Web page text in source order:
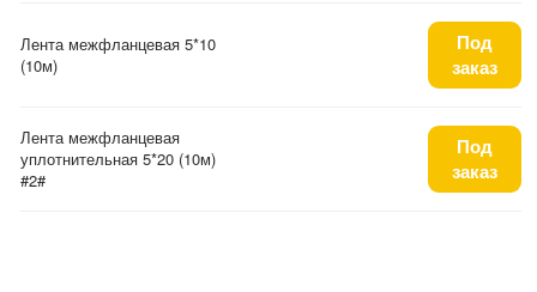
Лента межфланцевая 5*10
(10м)
Под
заказ
Лента межфланцевая
уплотнительная 5*20 (10м)
#2#
Под
заказ